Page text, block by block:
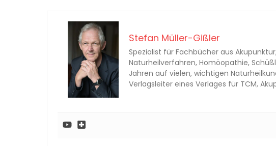
Stefan Müller-Gißler
Spezialist für Fachbücher aus
Naturheilverfahren, Homöopathie,
Jahren auf vielen, wichtigen
Verlagsleiter eines Verlages für TCM,